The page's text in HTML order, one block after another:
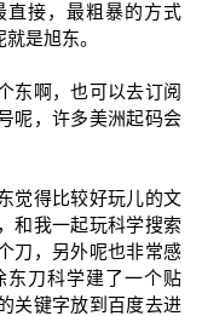
直接，最粗暴的方式
是旭东。
东啊，也可以去订阅
呢，许多美洲起码会
觉得比较好玩儿的文
和我一起玩科学搜索
刀，另外呢也非常感
东刀科学建了一个贴
关键字放到百度去进